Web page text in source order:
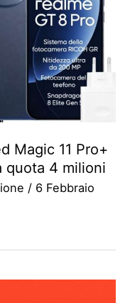
Magic 11 Pro+
quota 4 milioni
/ 6 Febbraio